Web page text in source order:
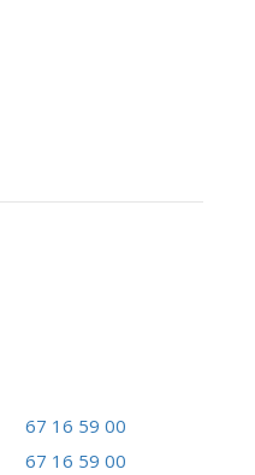
67 16 59 00
67 16 59 00